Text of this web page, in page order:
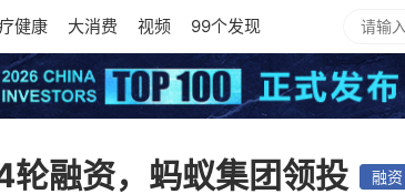
健康 大消费 视频 99个发现
轮融资，蚂蚁集团领投 融资